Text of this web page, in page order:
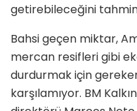
getirebileceğini
Bahsi geçen miktar,
mercan resifleri gibi
durdurmak için
karşılamıyor. BM